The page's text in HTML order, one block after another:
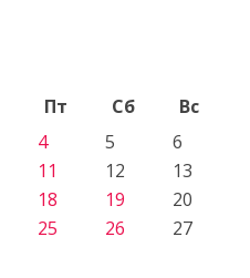
Пт Сб
Вс
4 5
6
11 12
13
18 19
20
25 26
27